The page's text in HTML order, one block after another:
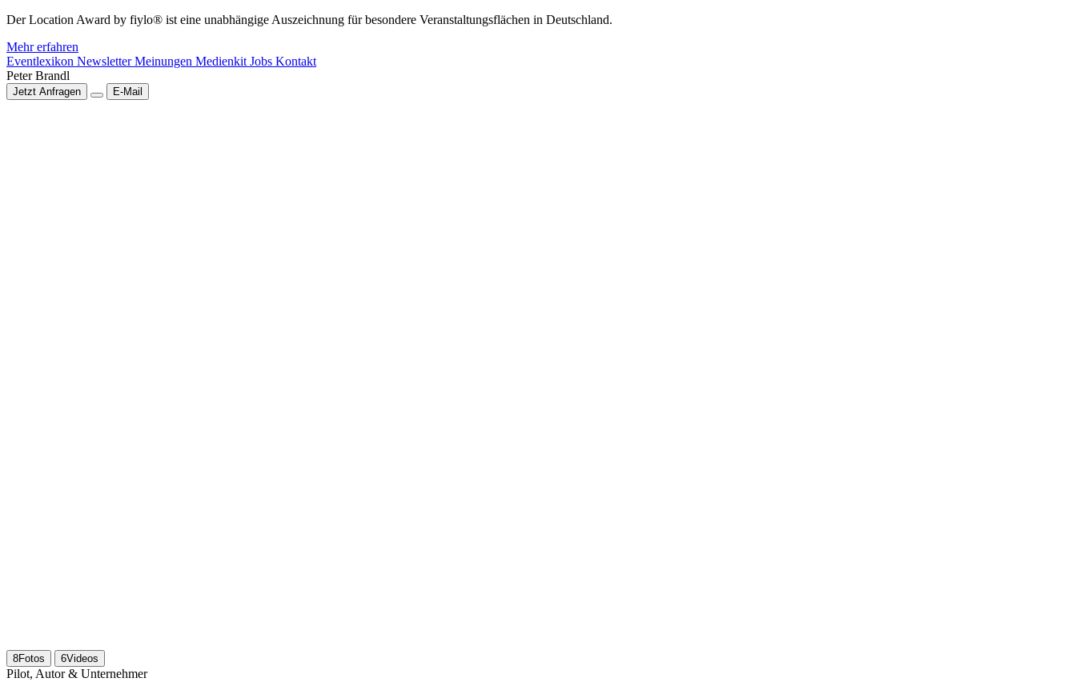
Der Location Award by fiylo® ist eine unabhängige Auszeichnung für besondere Veranstaltungsflächen in Deutschland.
Mehr erfahren
Eventlexikon NewsletterMeinungen Medienkit Jobs Kontakt
Peter Brandl
Jetzt Anfragen E-Mail
8Fotos 6Videos
Pilot, Autor & Unternehmer